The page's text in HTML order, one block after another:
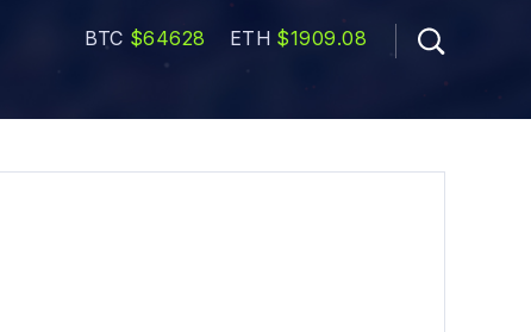
BTC $64628 ETH $1909.08